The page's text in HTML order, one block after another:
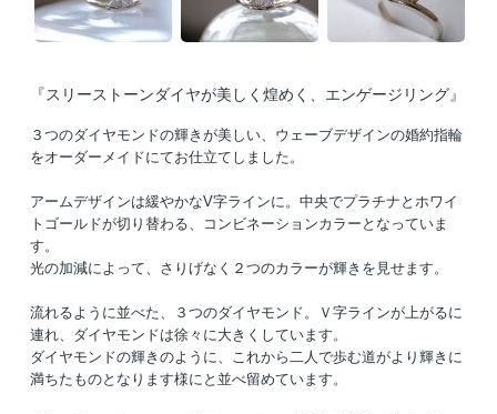
『スリーストーンダイヤが美しく煌めく、エンゲージリング』
３つのダイヤモンドの輝きが美しい、ウェーブデザインの婚約指輪
をオーダーメイドにてお仕立てしました。
アームデザインは緩やかなV字ラインに。中央でプラチナとホワイ
トゴールドが切り替わる、コンビネーションカラーとなっていま
す。
光の加減によって、さりげなく２つのカラーが輝きを見せます。
流れるように並べた、３つのダイヤモンド。Ｖ字ラインが上がるに
連れ、ダイヤモンドは徐々に大きくしています。
ダイヤモンドの輝きのように、これから二人で歩む道がより輝きに
満ちたものとなります様にと並べ留めています。